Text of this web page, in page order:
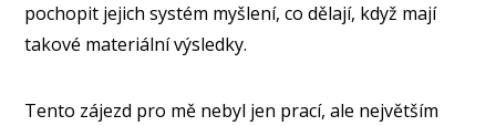
pochopit jejich systém myšlení, co dělají, když mají
takové materiální výsledky.
Tento zájezd pro mě nebyl jen prací, ale největším